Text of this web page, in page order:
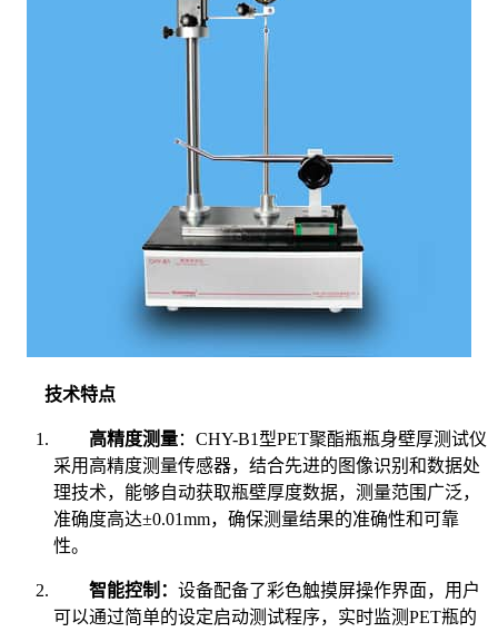
技术特点
高精度测量：CHY-B1型PET聚酯瓶瓶身壁厚测试仪
采用高精度测量传感器，结合先进的图像识别和数据处
理技术，能够自动获取瓶壁厚度数据，测量范围广泛，
准确度高达±0.01mm，确保测量结果的准确性和可靠
性。
智能控制： 设备配备了彩色触摸屏操作界面，用户
可以通过简单的设定启动测试程序，实时监测PET瓶的